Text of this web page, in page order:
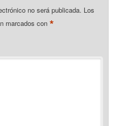
no será publicada. Los
marcados con*